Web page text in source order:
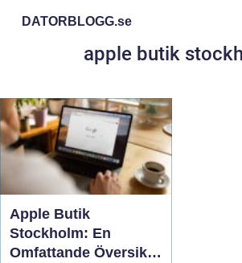
DATORBLOGG.se
apple butik
Apple Butik
Stockholm: En
Omfattande Översikt